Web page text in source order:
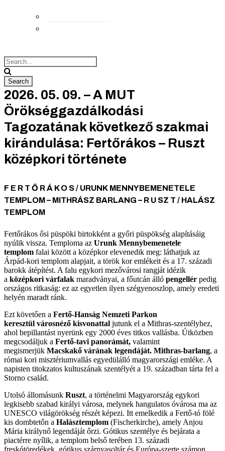
2026. 05. 09. – A MUT
Örökséggazdálkodási
Tagozatának következő szakmai
kirándulása: Fertőrákos – Ruszt
középkori története
F E R T Ő R Á K O S / URUNK MENNYBEMENETELE
TEMPLOM – MITHRÁSZ BARLANG – R U SZ T / HALÁSZ
TEMPLOM
Fertőrákos ősi püspöki birtokként a győri püspökség alapításáig
nyúlik vissza. Temploma az Urunk Mennybemenetele
templom falai között a középkor elevenedik meg: láthatjuk az
Árpád-kori templom alapjait, a török kor emlékeit és a 17. századi
barokk átépítést. A falu egykori mezővárosi rangját idézik
a középkori várfalak maradványai, a főutcán álló pengellér pedig
országos ritkaság: ez az egyetlen ilyen szégyenoszlop, amely eredeti
helyén maradt ránk.
Ezt követően a Fertő-Hanság Nemzeti Parkon
keresztül városnéző kisvonattal jutunk el a Mithras-szentélyhez,
ahol bepillantást nyerünk egy 2000 éves titkos vallásba. Útközben
megcsodáljuk a Fertő-tavi panorámát, valamint
megismerjük Macskakő várának legendáját. Mithras-barlang, a
római kori misztériumvallás egyedülálló magyarországi emléke. A
napisten titokzatos kultuszának szentélyét a 19. században tárta fel a
Storno család.
Utolsó állomásunk Ruszt, a történelmi Magyarország egykori
legkisebb szabad királyi városa, melynek hangulatos óvárosa ma az
UNESCO világörökség részét képezi. Itt emelkedik a Fertő-tó fölé
kis dombtetőn a Halásztemplom (Fischerkirche), amely Anjou
Mária királynő legendáját őrzi. Gótikus szentélye és bejárata a
piactérre nyílik, a templom belső terében 13. századi